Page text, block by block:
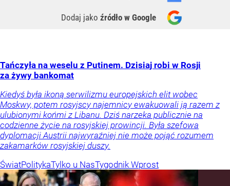
Dodaj jako źródło w Google
Tańczyła na weselu z Putinem. Dzisiaj robi w Rosji
za żywy bankomat
Kiedyś była ikoną serwilizmu europejskich elit wobec
Moskwy, potem rosyjscy najemnicy ewakuowali ją razem z
ulubionymi końmi z Libanu. Dziś narzeka publicznie na
codzienne życie na rosyjskiej prowincji. Była szefowa
dyplomacji Austrii najwyraźniej nie może pojąć rozumem
zakamarków rosyjskiej duszy.
ŚwiatPolitykaTylko u NasTygodnik Wprost